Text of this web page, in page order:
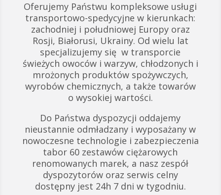
Oferujemy Państwu kompleksowe usługi
transportowo-spedycyjne w kierunkach:
zachodniej i południowej Europy oraz
Rosji, Białorusi, Ukrainy. Od wielu lat
specjalizujemy się w transporcie
świeżych owoców i warzyw, chłodzonych i
mrożonych produktów spożywczych,
wyrobów chemicznych, a także towarów
o wysokiej wartości.
Do Państwa dyspozycji oddajemy
nieustannie odmładzany i wyposażany w
nowoczesne technologie i zabezpieczenia
tabor 60 zestawów ciężarowych
renomowanych marek, a nasz zespół
dyspozytorów oraz serwis celny
dostępny jest 24h 7 dni w tygodniu.